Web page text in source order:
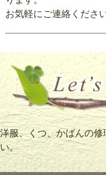
お気軽にご連絡ください
洋服、くつ、かばんの
い。